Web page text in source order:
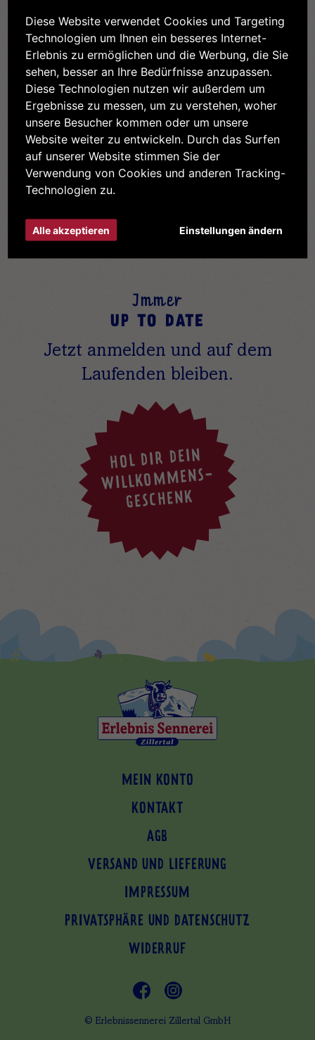
Diese Website verwendet Cookies und Targeting
Technologien um Ihnen ein besseres Internet-
Erlebnis zu ermöglichen und die Werbung, die Sie
sehen, besser an Ihre Bedürfnisse anzupassen.
Diese Technologien nutzen wir außerdem um
Ergebnisse zu messen, um zu verstehen, woher
unsere Besucher kommen oder um unsere
Website weiter zu entwickeln. Durch das Surfen
auf unserer Website stimmen Sie der
Verwendung von Cookies und anderen Tracking-
Technologien zu.
Alle akzeptieren Einstellungen ändern
26 g
1,5 g
Verwandte Produkte
Immer
UP TO DATE
Jetzt anmelden und auf dem
Laufenden bleiben.
HOL DIR DEIN
WILLKOMMENS-
GESCHENK
MEIN KONTO
KONTAKT
AGB
VERSAND UND LIEFERUNG
IMPRESSUM
PRIVATSPHÄRE UND DATENSCHUTZ
WIDERRUF
© Erlebnissennerei Zillertal GmbH